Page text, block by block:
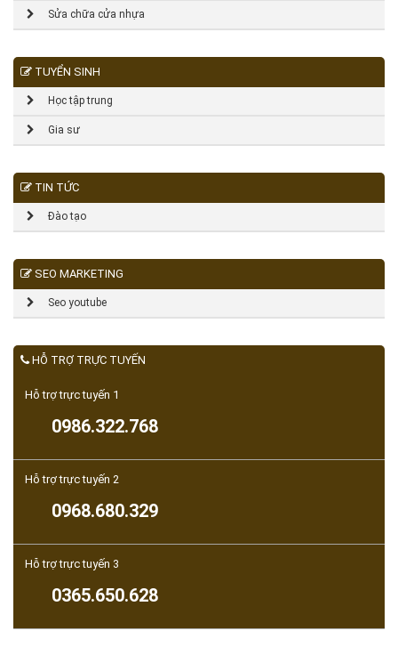
Sửa chữa cửa nhựa
TUYỂN SINH
Học tập trung
Gia sư
TIN TỨC
Đào tạo
SEO MARKETING
Seo youtube
HỖ TRỢ TRỰC TUYẾN
Hỗ trợ trực tuyến 1
0986.322.768
Hỗ trợ trực tuyến 2
0968.680.329
Hỗ trợ trực tuyến 3
0365.650.628